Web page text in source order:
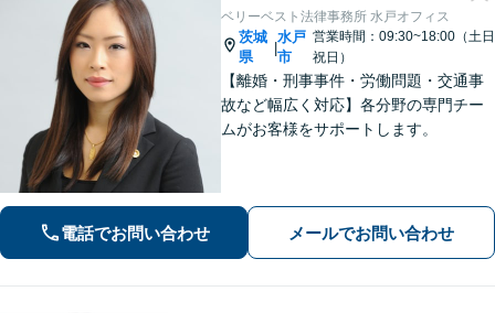
ベリーベスト法律事務所 水戸オフィス
茨城
県
|
水戸
市
営業時間：09:30~18:00（土日
祝日）
【離婚・刑事事件・労働問題・交通事
故など幅広く対応】各分野の専門チー
ムがお客様をサポートします。
電話でお問い合わせ メールでお問い合わせ